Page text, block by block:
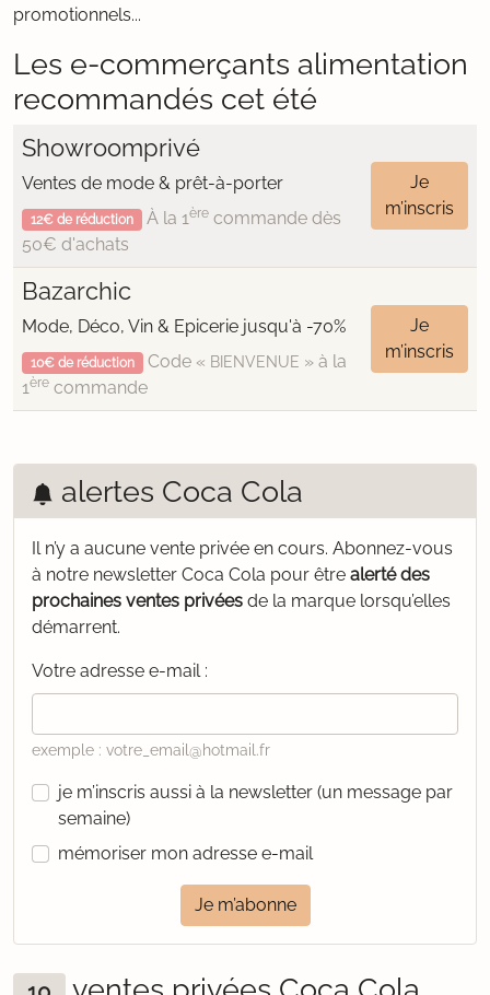
promotionnels...
Les e-commerçants alimentation
recommandés cet été
Showroomprivé
Ventes de mode & prêt-à-porter
12€ de réduction À la 1èrecommande dès
50€ d'achats
Je
m’inscris
Bazarchic
Mode, Déco, Vin & Epicerie jusqu'à -70%
10€ de réduction Code « BIENVENUE » à la
1ère commande
Je
m’inscris
alertes Coca Cola
Il n’y a aucune vente privée en cours. Abonnez-vous
à notre newsletter Coca Cola pour être alerté des
prochaines ventes privées de la marque lorsqu’elles
démarrent.
Votre adresse e-mail :
exemple : votre_email@hotmail.fr
je m’inscris aussi à la newsletter (un message par
semaine)
mémoriser mon adresse e-mail
Je m’abonne